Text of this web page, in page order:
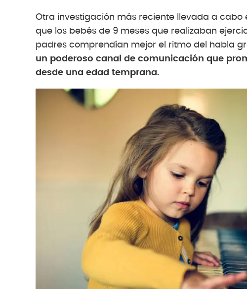
Otra investigación más reciente llevada a cabo
que los bebés de 9 meses que realizaban
padres comprendían mejor el ritmo del habla
un poderoso canal de comunicación que
desde una edad temprana.